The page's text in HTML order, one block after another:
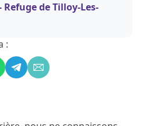
Refuge de Tilloy-Les-
: